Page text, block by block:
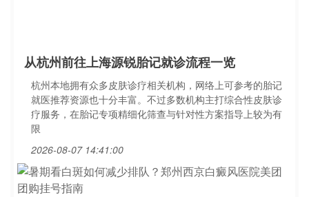
从杭州前往上海源锐胎记就诊流程一览
杭州本地拥有众多皮肤诊疗相关机构，网络上可参考的胎记
就医推荐资源也十分丰富。不过多数机构主打综合性皮肤诊
疗服务，在胎记专项精细化筛查与针对性方案指导上较为有
限
2026-08-07 14:41:00